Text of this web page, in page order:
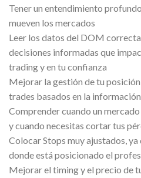
Tener un entendimiento
mueven los mercados
Leer los datos del DOM
decisiones informadas que
trading y en tu confianza
Mejorar la gestión de tu
trades basados en la
Comprender cuando un
y cuando necesitas cortar tus
Colocar Stops muy ajustados,
donde está posicionado el
Mejorar el timing y el precio de